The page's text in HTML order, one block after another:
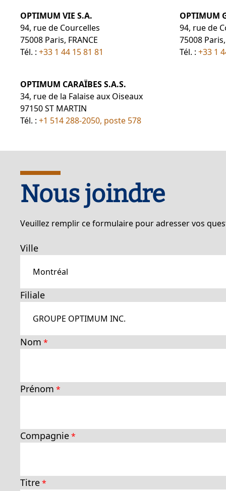
OPTIMUM VIE S.A.
94, rue de Courcelles
75008 Paris, FRANCE
Tél. : +33 1 44 15 81 81
OPTIMUM CARAÏBES S.A.S.
34, rue de la Falaise aux Oiseaux
97150 ST MARTIN
Tél. : +1 514 288-2050, poste 578
OPTIMUM
94, rue de
75008 Paris,
Tél. : +33 1
Nous joindre
Veuillez remplir ce formulaire pour adresser vos
Ville
Filiale
Nom
Prénom
Compagnie
Titre